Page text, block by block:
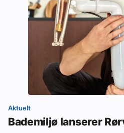
Aktuelt
Bademiljø lanserer